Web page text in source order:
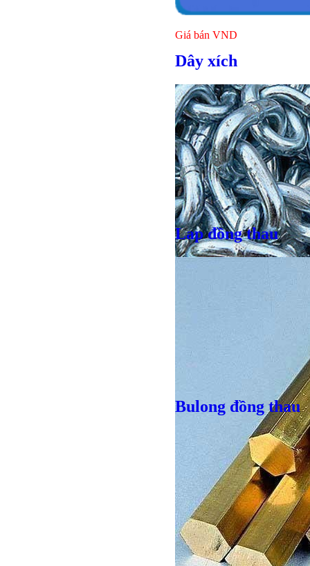
Bulong
Giá bán VND
Dây xích
Lap đồng thau
Bulong đồng thau